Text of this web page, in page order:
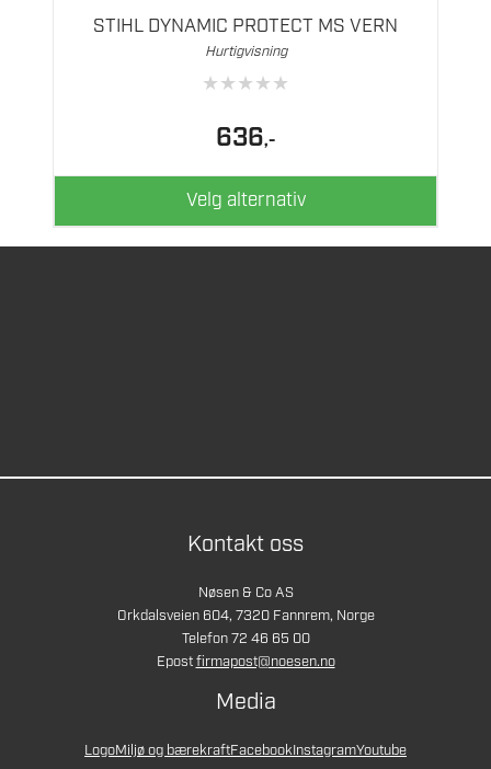
STIHL DYNAMIC PROTECT MS VERN
Hurtigvisning
★★★★★
636,-
Velg alternativ
produktsiden
Kontakt oss
Nøsen & Co AS
Orkdalsveien 604, 7320 Fannrem, Norge
Telefon 72 46 65 00
Epostfirmapost@noesen.no
Media
LogoMiljø og bærekraftFacebookInstagramYoutube